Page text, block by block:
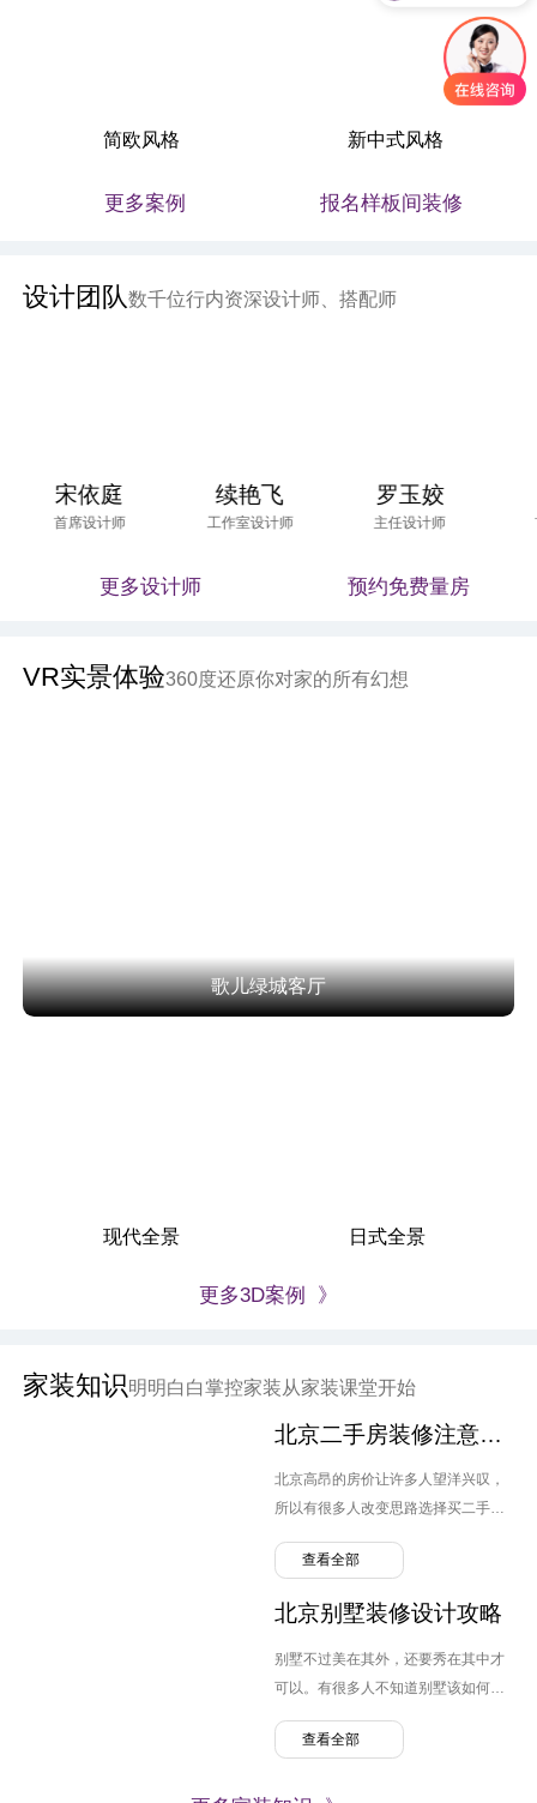
简欧风格 新中式风格
更多案例 报名样板间装修
设计团队数千位行内资深设计师、搭配师
宋依庭
首席设计师
续艳飞
工作室设计师
罗玉姣
主任设计师
更多设计师 预约免费量房
VR实景体验360度还原你对家的所有幻想
歌儿绿城客厅
现代全景 日式全景
更多3D案例 》
家装知识明明白白掌控家装从家装课堂开始
北京二手房装修注意要点
北京高昂的房价让许多人望洋兴叹，
所以有很多人改变思路选择买二手
修设计可能并不是自己喜欢的风格，
二手房装修需要注意哪几点呢？
查看全部
北京别墅装修设计攻略
别墅不过美在其外，还要秀在其中才
可以。有很多人不知道别墅该如何装
修设计需要注意什么呢？有哪些问题
查看全部